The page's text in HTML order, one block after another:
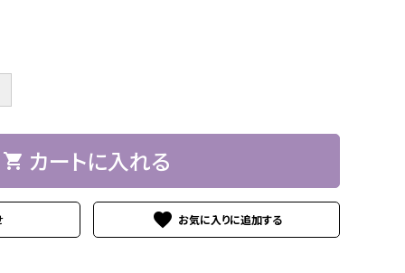
shopping_cart カートに入れる
favorite